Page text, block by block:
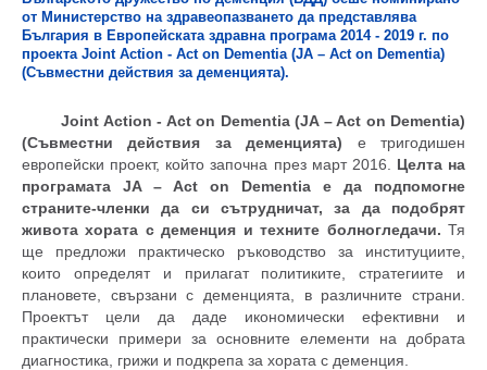
от Министерство на здравеопазването да представлява
България в Европейскатаздравна програма2014 - 2019 г. по
проекта Joint Action - Act on Dementia (JA – Act on Dementia)
(Съвместни действия за деменцията).
Joint Action - Act on Dementia (JA – Act on Dementia)
(Съвместни действия за деменцията) е тригодишен
европейски проект, който започна през март 2016. Целта на
програмата JA – Act on Dementia е да подпомогне
страните-членки да си сътрудничат, за да подобрят
живота хората с деменция и техните болногледачи. Тя
ще предложи практическо ръководство за институциите,
които определят и прилагат политиките, стратегиите и
плановете, свързани с деменцията, в различните страни.
Проектът цели да даде икономически ефективни и
практически примери за основните елементи на добрата
диагностика, грижи и подкрепа за хората с деменция.